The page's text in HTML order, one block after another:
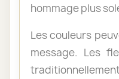
hommage plus
Les couleurs
message. Les